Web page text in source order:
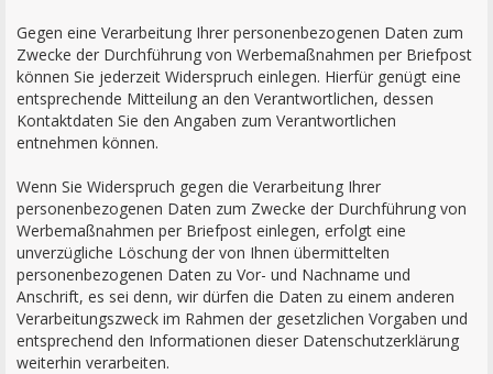
Gegen eine Verarbeitung Ihrer personenbezogenen Daten zum
Zwecke der Durchführung von Werbemaßnahmen per Briefpost
können Sie jederzeit Widerspruch einlegen. Hierfür genügt eine
entsprechende Mitteilung an den Verantwortlichen, dessen
Kontaktdaten Sie den Angaben zum Verantwortlichen
entnehmen können.
Wenn Sie Widerspruch gegen die Verarbeitung Ihrer
personenbezogenen Daten zum Zwecke der Durchführung von
Werbemaßnahmen per Briefpost einlegen, erfolgt eine
unverzügliche Löschung der von Ihnen übermittelten
personenbezogenen Daten zu Vor- und Nachname und
Anschrift, es sei denn, wir dürfen die Daten zu einem anderen
Verarbeitungszweck im Rahmen der gesetzlichen Vorgaben und
entsprechend den Informationen dieser Datenschutzerklärung
weiterhin verarbeiten.